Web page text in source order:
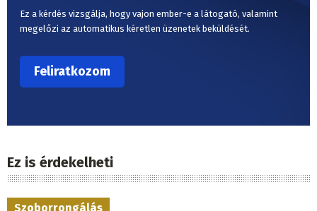
Ez a kérdés vizsgálja, hogy vajon ember-e a látogató, valamint
megelőzi az automatikus kéretlen üzenetek beküldését.
Ez is érdekelheti
Szoborrongálás